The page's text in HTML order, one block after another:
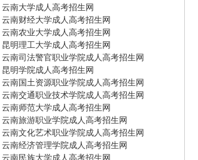
云南大学成人高考招生网
云南财经大学成人高考招生网
云南农业大学成人高考招生网
昆明理工大学成人高考招生网
云南司法警官职业学院成人高考招生网
昆明学院成人高考招生网
云南国土资源职业学院成人高考招生网
云南交通职业技术学院成人高考招生网
云南师范大学成人高考招生网
云南旅游职业学院成人高考招生网
云南文化艺术职业学院成人高考招生网
云南经济管理学院成人高考招生网
云南民族大学成人高考招生网